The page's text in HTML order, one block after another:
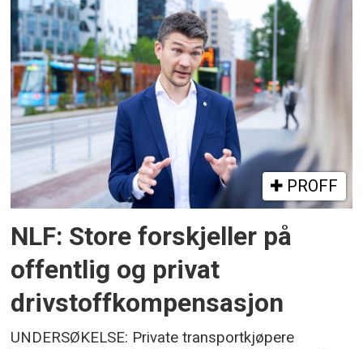
PROFF
NLF: Store forskjeller på
offentlig og privat
drivstoffkompensasjon
UNDERSØKELSE: Private transportkjøpere